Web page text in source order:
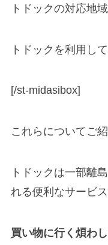
トドックの対応地域
トドックを利用し
[/st-midasibox]
これらについてご
トドックは一部離
れる便利なサービス
買い物に行く煩わ